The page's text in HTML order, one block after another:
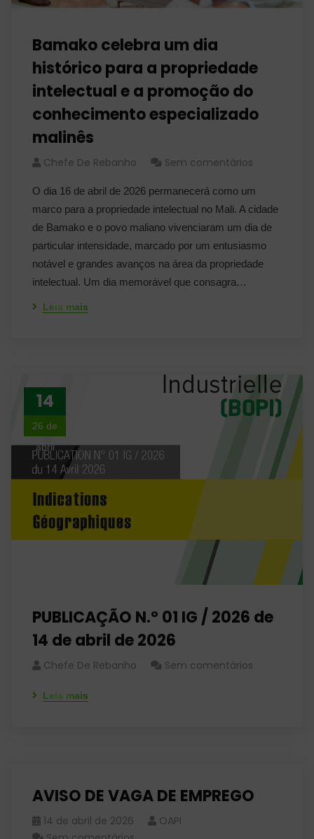
Bamako celebra um dia
histórico para a propriedade
intelectual e a promoção do
conhecimento especializado
malinês
Chefe De Rebanho Sem comentários
O dia 16 de abril de 2026 permanecerá como um
marco para a propriedade intelectual no Mali. A cidade
de Bamako e o povo maliano vivenciaram um dia de
particular intensidade, marcado por um entusiasmo
notável e grandes avanços na área da propriedade
intelectual. Um dia memorável que consagra…
Leia mais
14
26 de
abril
PUBLICAÇÃO N.º 01 IG / 2026 de
14 de abril de 2026
Chefe De Rebanho Sem comentários
Leia mais
AVISO DE VAGA DE EMPREGO
14 de abril de 2026
OAPI